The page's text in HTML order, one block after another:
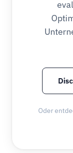
Oder